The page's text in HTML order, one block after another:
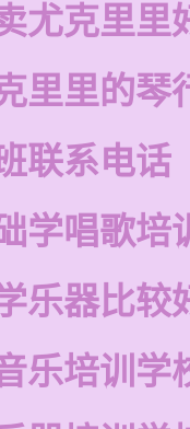
尤克里里
里里的琴
联系电话
学唱歌培
乐器比较
乐培训学